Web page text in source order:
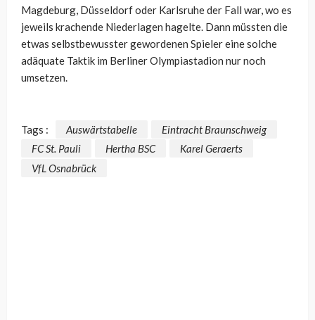
Magdeburg, Düsseldorf oder Karlsruhe der Fall war, wo es
jeweils krachende Niederlagen hagelte. Dann müssten die
etwas selbstbewusster gewordenen Spieler eine solche
adäquate Taktik im Berliner Olympiastadion nur noch
umsetzen.
Tags : Auswärtstabelle
Eintracht Braunschweig
FC St. Pauli
Hertha BSC
Karel Geraerts
VfL Osnabrück